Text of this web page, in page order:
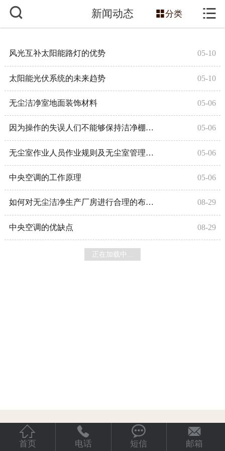
网站首页
主营产品
新闻动态
工程案例
技术知识
销售网络
联系我们
新闻动态 分类 


风光互补太阳能路灯的优势 05-10
太阳能光伏系统的未来趋势 05-10
无尘洁净室地面装饰材料 05-06
因为操作的失误人们不能够保持洁净棚的清洁 05-06
无尘室作业人员作业规则及无尘室管理规则 05-06
中央空调的工作原理 05-06
如何对无尘洁净生产厂房进行合理的布局？ 08-29
中央空调的优缺点 08-29
正在加载中...

首页

电话

短信

邮箱